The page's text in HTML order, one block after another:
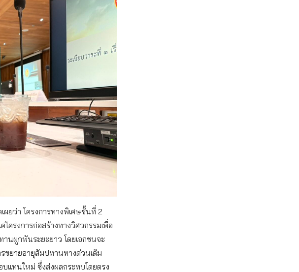
เผยว่า โครงการทางพิเศษชั้นที่ 2
ครงการก่อสร้างทางวิศวกรรมเพื่อ
นผูกพันระยะยาว โดยเอกชนจะ
ยายอายุสัมปทานทางด่วนเดิม
แทนใหม่ ซึ่งส่งผลกระทบโดยตรง